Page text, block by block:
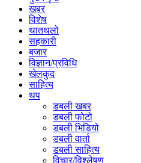
खबर
विशेष
थातथलो
सहकारी
बजार
विज्ञान/प्रविधि
खेलकुद
साहित्य
थप
डबली खबर
डबली फोटो
डबली भिडियो
डबली वार्ता
डबली साहित्य
विचार/विश्‍लेषण